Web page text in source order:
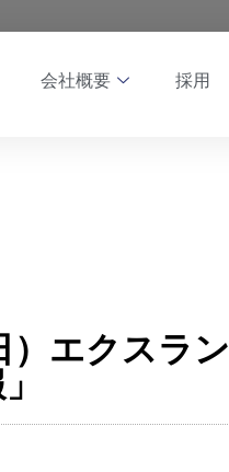
会社概要 採用
）エクスラン